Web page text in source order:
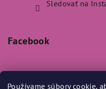
Používame súbory cookie,
Sledovať na
Facebook